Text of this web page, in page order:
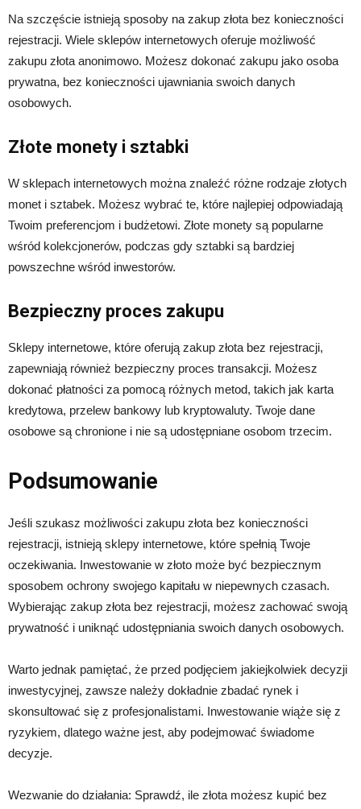
Na szczęście istnieją sposoby na zakup złota bez konieczności
rejestracji. Wiele sklepów internetowych oferuje możliwość
zakupu złota anonimowo. Możesz dokonać zakupu jako osoba
prywatna, bez konieczności ujawniania swoich danych
osobowych.
Złote monety i sztabki
W sklepach internetowych można znaleźć różne rodzaje złotych
monet i sztabek. Możesz wybrać te, które najlepiej odpowiadają
Twoim preferencjom i budżetowi. Złote monety są popularne
wśród kolekcjonerów, podczas gdy sztabki są bardziej
powszechne wśród inwestorów.
Bezpieczny proces zakupu
Sklepy internetowe, które oferują zakup złota bez rejestracji,
zapewniają również bezpieczny proces transakcji. Możesz
dokonać płatności za pomocą różnych metod, takich jak karta
kredytowa, przelew bankowy lub kryptowaluty. Twoje dane
osobowe są chronione i nie są udostępniane osobom trzecim.
Podsumowanie
Jeśli szukasz możliwości zakupu złota bez konieczności
rejestracji, istnieją sklepy internetowe, które spełnią Twoje
oczekiwania. Inwestowanie w złoto może być bezpiecznym
sposobem ochrony swojego kapitału w niepewnych czasach.
Wybierając zakup złota bez rejestracji, możesz zachować swoją
prywatność i uniknąć udostępniania swoich danych osobowych.
Warto jednak pamiętać, że przed podjęciem jakiejkolwiek decyzji
inwestycyjnej, zawsze należy dokładnie zbadać rynek i
skonsultować się z profesjonalistami. Inwestowanie wiąże się z
ryzykiem, dlatego ważne jest, aby podejmować świadome
decyzje.
Wezwanie do działania: Sprawdź, ile złota możesz kupić bez